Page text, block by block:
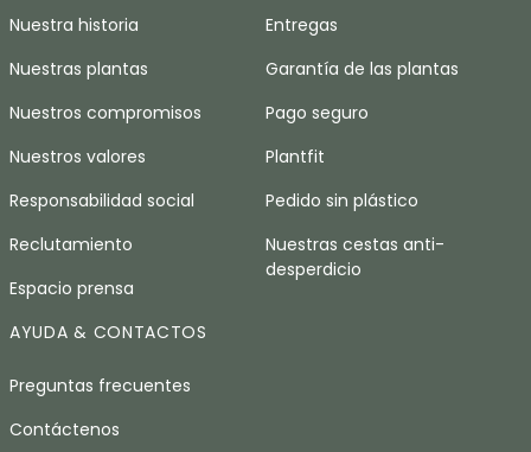
Nuestra historia
Nuestras plantas
Nuestros compromisos
Nuestros valores
Responsabilidad social
Reclutamiento
Espacio prensa
Entregas
Garantía de las plantas
Pago seguro
Plantfit
Pedido sin plástico
Nuestras cestas anti-
desperdicio
AYUDA & CONTACTOS
Preguntas frecuentes
Contáctenos